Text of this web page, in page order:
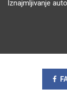
Iznajmljivanje